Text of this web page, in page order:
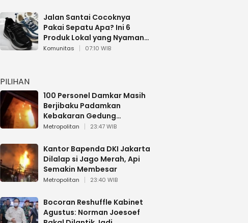
Jalan Santai Cocoknya
Pakai Sepatu Apa? Ini 6
Produk Lokal yang Nyaman
Buat 17 Agustusan
Komunitas 07:10 WIB
PILIHAN
100 Personel Damkar Masih
Berjibaku Padamkan
Kebakaran Gedung
Bapenda DKI
Metropolitan 23:47 WIB
Kantor Bapenda DKI Jakarta
Dilalap si Jago Merah, Api
Semakin Membesar
Metropolitan 23:40 WIB
Bocoran Reshuffle Kabinet
Agustus: Norman Joesoef